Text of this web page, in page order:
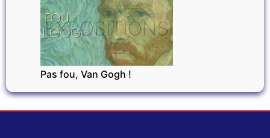
EXPOSITIONS
Pas fou, Van Gogh !